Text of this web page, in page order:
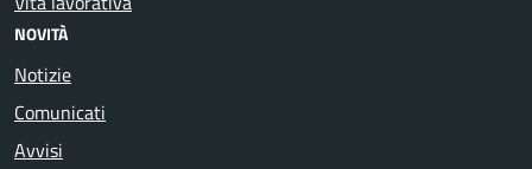
NOVITÀ
Notizie
Comunicati
Avvisi